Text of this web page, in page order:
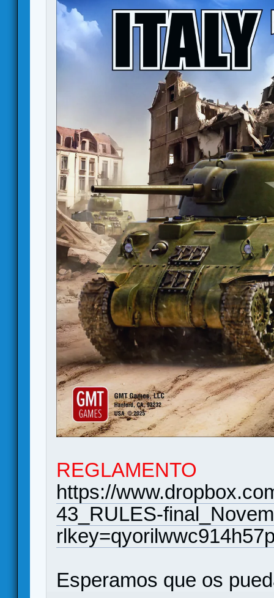
REGLAMENTO
https://
43_RULES-
Esperamos que os